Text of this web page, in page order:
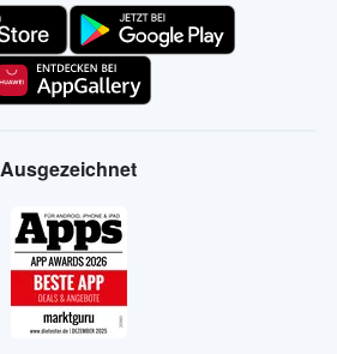
Ausgezeichnet